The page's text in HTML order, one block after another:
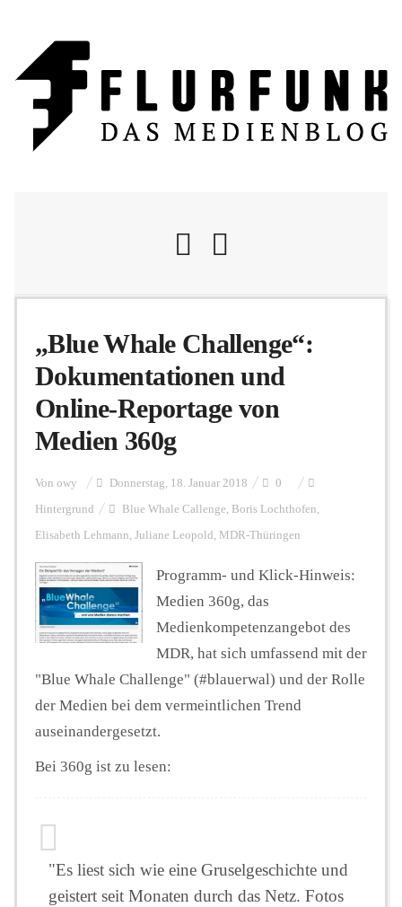
Nachrichten
Flurschelte
Personalien
Hintergrund
FUNKTURM-Beiträge
Podcast
Seminare
„Blue Whale Challenge“:
Dokumentationen und
Online-Reportage von
Medien 360g
Von owy Donnerstag, 18. Januar 2018 0
Hintergrund Blue Whale Callenge, Boris Lochthofen,
Elisabeth Lehmann, Juliane Leopold , MDR-Thüringen
Programm- und Klick-Hinweis:
Medien 360g, das
Medienkompetenzangebot des
MDR, hat sich umfassend mit der
"Blue Whale Challenge" (#blauerwal) und der Rolle
der Medien bei dem vermeintlichen Trend
auseinandergesetzt.
Bei 360g ist zu lesen:
"Es liest sich wie eine Gruselgeschichte und
geistert seit Monaten durch das Netz. Fotos